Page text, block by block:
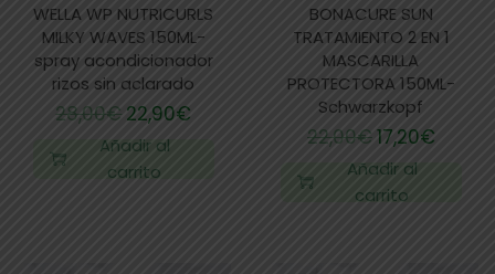
WELLA WP NUTRICURLS
MILKY WAVES 150ML-
spray acondicionador
rizos sin aclarado
28,00€22,90€
Añadir al
carrito
BONACURE SUN
TRATAMIENTO 2 EN 1
MASCARILLA
PROTECTORA 150ML-
Schwarzkopf
22,00€17,20€
Añadir al
carrito